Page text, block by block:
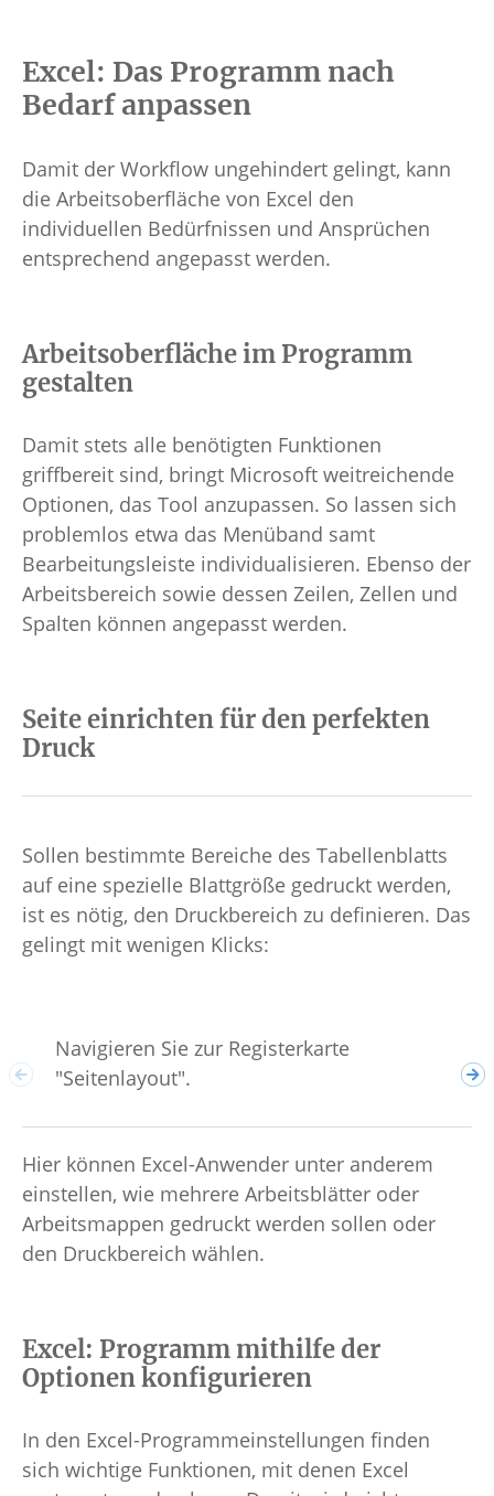
Excel: Das Programm nach
Bedarf anpassen
Damit der Workflow ungehindert gelingt, kann
die Arbeitsoberfläche von Excel den
individuellen Bedürfnissen und Ansprüchen
entsprechend angepasst werden.
Arbeitsoberfläche im Programm
gestalten
Damit stets alle benötigten Funktionen
griffbereit sind, bringt Microsoft weitreichende
Optionen, das Tool anzupassen. So lassen sich
problemlos etwa das Menüband samt
Bearbeitungsleiste individualisieren. Ebenso der
Arbeitsbereich sowie dessen Zeilen, Zellen und
Spalten können angepasst werden.
Seite einrichten für den perfekten
Druck
Sollen bestimmte Bereiche des Tabellenblatts
auf eine spezielle Blattgröße gedruckt werden,
ist es nötig, den Druckbereich zu definieren. Das
gelingt mit wenigen Klicks:
Navigieren Sie zur Registerkarte
"Seitenlayout".
Hier können Excel-Anwender unter anderem
einstellen, wie mehrere Arbeitsblätter oder
Arbeitsmappen gedruckt werden sollen oder
den Druckbereich wählen.
Excel: Programm mithilfe der
Optionen konfigurieren
In den Excel-Programmeinstellungen finden
sich wichtige Funktionen, mit denen Excel